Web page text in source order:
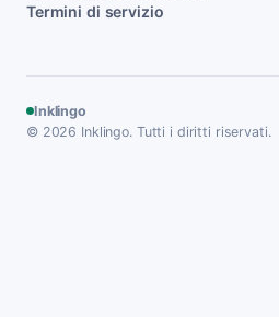
Termini di servizio
Inklingo
© 2026 Inklingo. Tutti i diritti riservati.